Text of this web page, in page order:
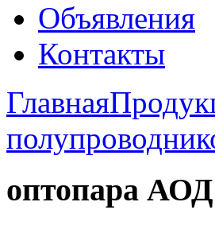
Объявления
Контакты
Главная
оптопара